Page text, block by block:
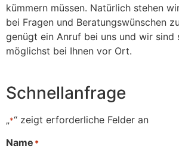
kümmern müssen. Natürlich stehen
bei Fragen und Beratungswünschen
genügt ein Anruf bei uns und wir sind
möglichst bei Ihnen vor Ort.
Schnellanfrage
„*“ zeigt erforderliche Felder an
Name *